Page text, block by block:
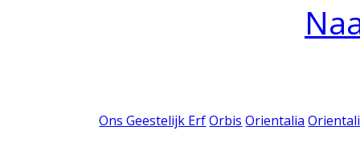
Ons Geestelijk Erf Orbis Orientalia